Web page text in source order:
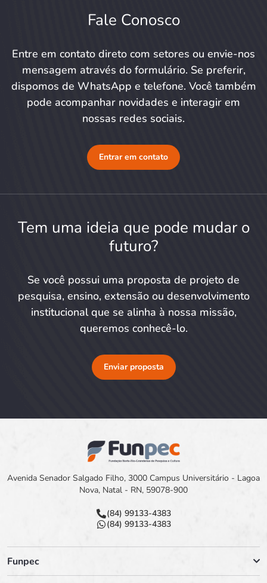
Fale Conosco
Entre em contato direto com setores ou envie-nos
mensagem através do formulário. Se preferir,
dispomos de WhatsApp e telefone. Você também
pode acompanhar novidades e interagir em
nossas redes sociais.
Entrar em contato
Tem uma ideia que pode mudar o
futuro?
Se você possui uma proposta de projeto de
pesquisa, ensino, extensão ou desenvolvimento
institucional que se alinha à nossa missão,
queremos conhecê-lo.
Enviar proposta
Avenida Senador Salgado Filho, 3000 Campus Universitário - Lagoa
Nova, Natal - RN, 59078-900
(84) 99133-4383
(84) 99133-4383
Funpec